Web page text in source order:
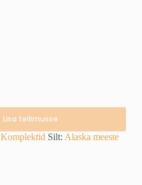
Lisa tellimusse
Komplektid Silt: Alaska meeste